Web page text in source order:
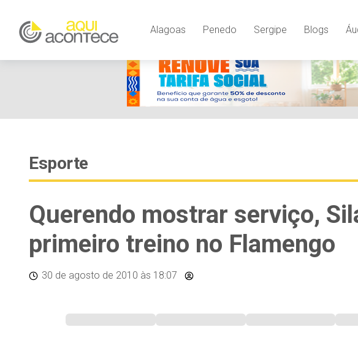
Alagoas Penedo Sergipe Blogs
Esporte
Querendo mostrar serviço,
primeiro treino no Flamengo
30 de agosto de 2010 às 18:07